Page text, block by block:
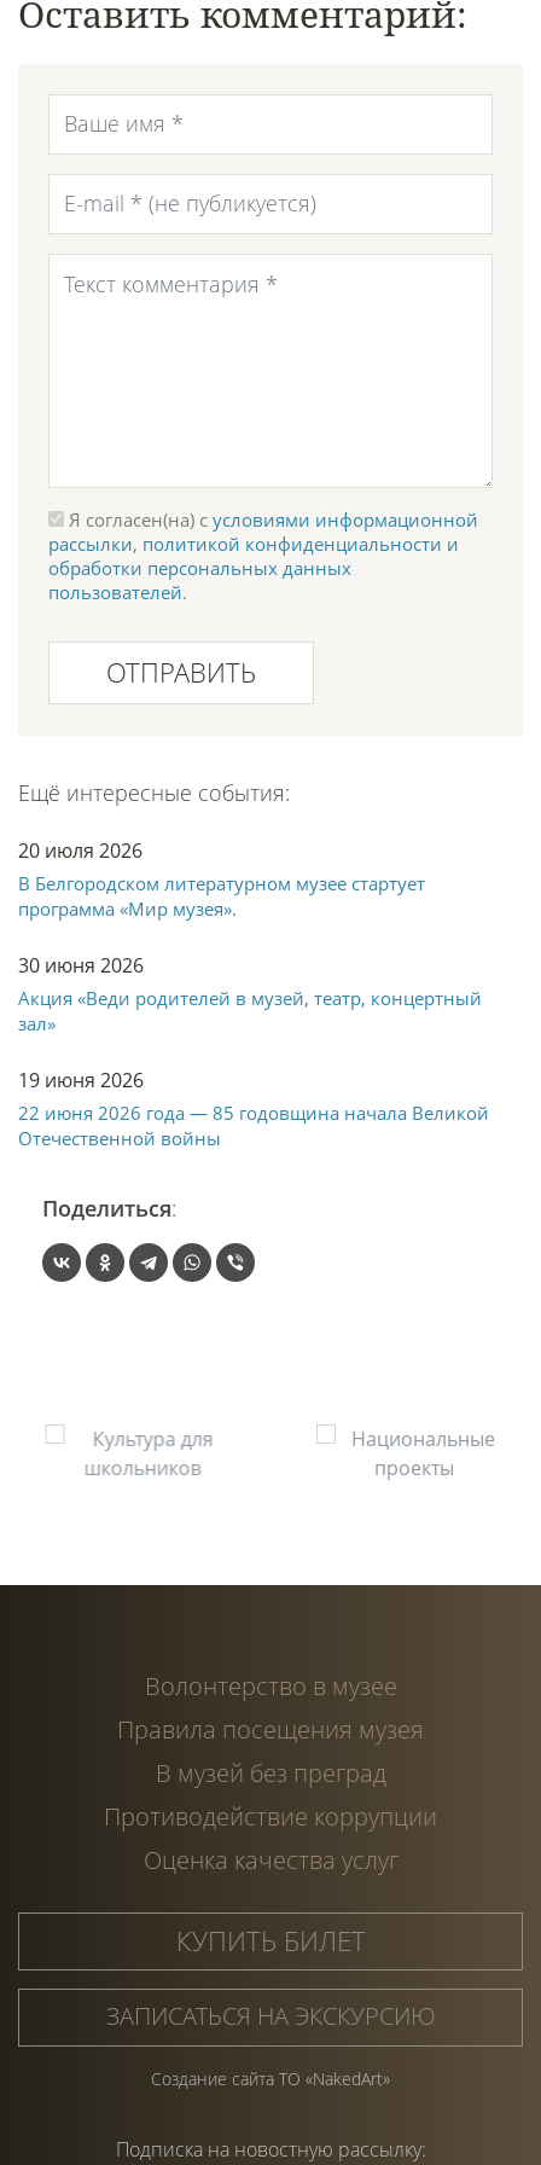
Оставить комментарий:
Я согласен(на) с условиями информационной
рассылки, политикой конфиденциальности и
обработки персональных данных
пользователей.
ОТПРАВИТЬ
Ещё интересные события:
20 июля 2026
В Белгородском литературном музее стартует
программа «Мир музея».
30 июня 2026
Акция «Веди родителей в музей, театр, концертный
зал»
19 июня 2026
22 июня 2026 года — 85 годовщина начала Великой
Отечественной войны
Поделиться:
Волонтерство в музее
Правила посещения музея
В музей без преград
Противодействие коррупции
Оценка качества услуг
КУПИТЬ БИЛЕТ
ЗАПИСАТЬСЯ НА ЭКСКУРСИЮ
Создание сайта ТО «NakedArt»
Подписка на новостную рассылку: